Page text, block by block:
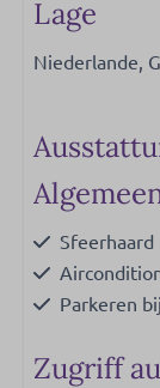
Lage
Niederlande,
Sfeerhaard
Parkeren
Zugriff